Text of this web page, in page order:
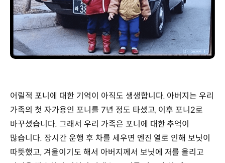
어릴적 포니에 대한 기억이 아직도 생생합니다. 아버지는 우리
가족의 첫 자가용인 포니를 7년 정도 타셨고, 이후 포니2로
바꾸셨습니다. 그래서 우리 가족은 포니에 대한 추억이
많습니다. 장시간 운행 후 차를 세우면 엔진 열로 인해 보닛이
따뜻했고, 겨울이기도 해서 아버지께서 보닛에 저를 올리고